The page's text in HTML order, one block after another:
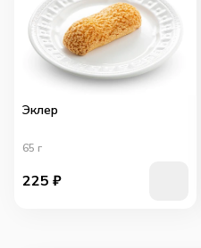
Эклер
65 г
225 ₽